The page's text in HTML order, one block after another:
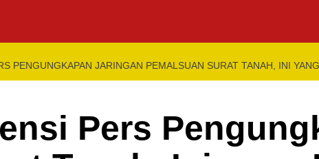
PENGUNGKAPAN JARINGAN PEMALSUAN SURAT TANAH, INI
Pers